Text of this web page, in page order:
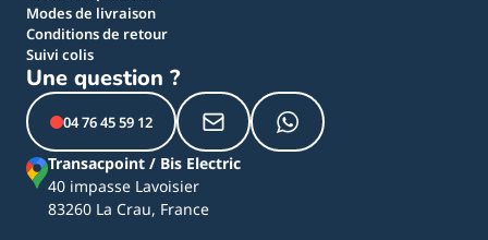
Modes de livraison
Conditions de retour
Suivi colis
Une question ?
04 76 45 59 12
Transacpoint / Bis Electric
40 impasse Lavoisier
83260 La Crau, France